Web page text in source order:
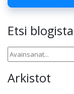
Etsi blogista
Arkistot